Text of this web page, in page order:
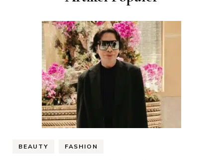
BEAUTY FASHION